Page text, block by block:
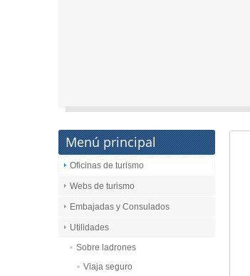
Menú principal
Oficinas de turismo
Webs de turismo
Embajadas y Consulados
Utilidades
Sobre ladrones
Viaja seguro